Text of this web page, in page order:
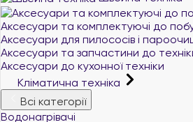
Аксесуари та комплектуючі до
Аксесуари для пилососів і
Аксесуари та запчастини до
Аксесуари до кухонної техніки
Кліматична техніка
Всі категорії
Водонагрівачі